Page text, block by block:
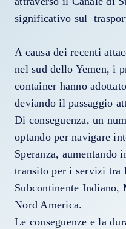
significativo sul
A causa dei recenti
nel sud dello Yemen, i
container hanno
deviando il passaggio
Di conseguenza, un
optando per navigare
Speranza,
transito per i servizi tra
Subcontinente Indiano,
Nord America.
Le conseguenze e la